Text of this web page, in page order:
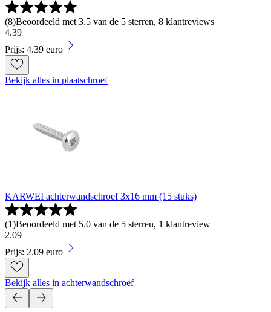
(8)Beoordeeld met 3.5 van de 5 sterren, 8 klantreviews
4.39
Prijs: 4.39 euro
Bekijk alles in plaatschroef
KARWEI achterwandschroef 3x16 mm (15 stuks)
(1)Beoordeeld met 5.0 van de 5 sterren, 1 klantreview
2.09
Prijs: 2.09 euro
Bekijk alles in achterwandschroef